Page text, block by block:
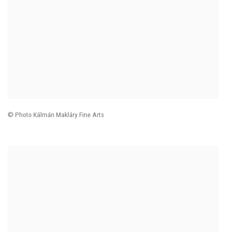
© Photo Kálmán Makláry Fine Arts